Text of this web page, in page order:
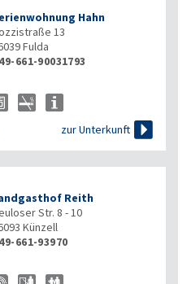
Hahn
13
Fulda
661-90031793
zur Unterkunft 
Reith
Str. 8 - 10
Künzell
661-93970